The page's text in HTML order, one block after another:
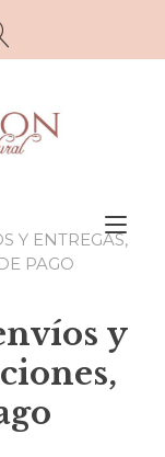
la
Y ENTREGAS,
PAGO
y